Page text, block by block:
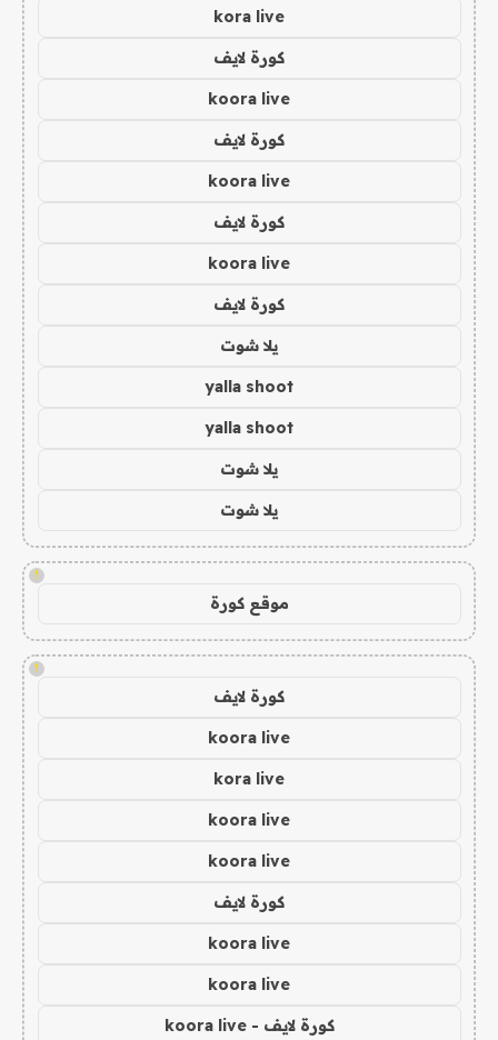
kora live
كورة لايف
koora live
كورة لايف
koora live
كورة لايف
koora live
كورة لايف
يلا شوت
yalla shoot
yalla shoot
يلا شوت
يلا شوت
!
موقع كورة
!
كورة لايف
koora live
kora live
koora live
koora live
كورة لايف
koora live
koora live
كورة لايف - koora live